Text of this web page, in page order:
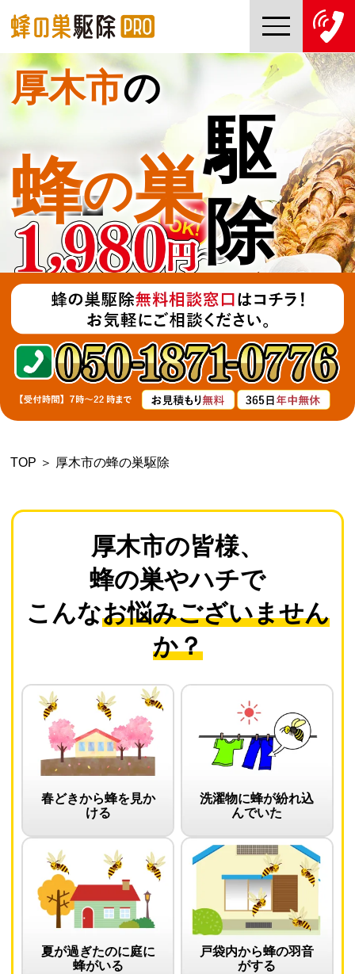
TOP
蜂の巣駆除PROについて
蜂の巣駆除ご依頼の流れ
対応エリア一覧
コラム
よくあるご質問
後払いについて
厚木市の
蜂の巣
駆
除
TOP ＞ 厚木市の蜂の巣駆除
厚木市の皆様、
蜂の巣やハチで
こんなお悩みございません
か？
春どきから蜂を見か
ける
洗濯物に蜂が紛れ込
んでいた
夏が過ぎたのに庭に
蜂がいる
戸袋内から蜂の羽音
がする